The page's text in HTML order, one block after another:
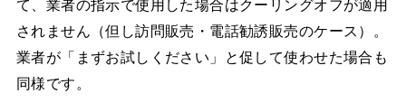
されません（但し訪問販売・電話勧誘販売のケース）。
業者が「まずお試しください」と促して使わせた場合も
同様です。